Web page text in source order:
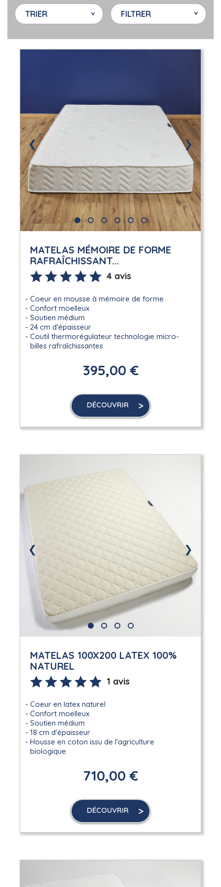
TRIER FILTRER
❮ ❯
MATELAS MÉMOIRE DE FORME
RAFRAÎCHISSANT...
4 avis
Coeur en mousse à mémoire de forme
Confort moelleux
Soutien médium
24 cm d'épaisseur
Coutil thermorégulateur technologie micro-
billes rafraîchissantes
395,00 €
DÉCOUVRIR
❮ ❯
MATELAS 100X200 LATEX 100%
NATUREL
1 avis
Coeur en latex naturel
Confort moelleux
Soutien médium
18 cm d'épaisseur
Housse en coton issu de l'agriculture
biologique
710,00 €
DÉCOUVRIR